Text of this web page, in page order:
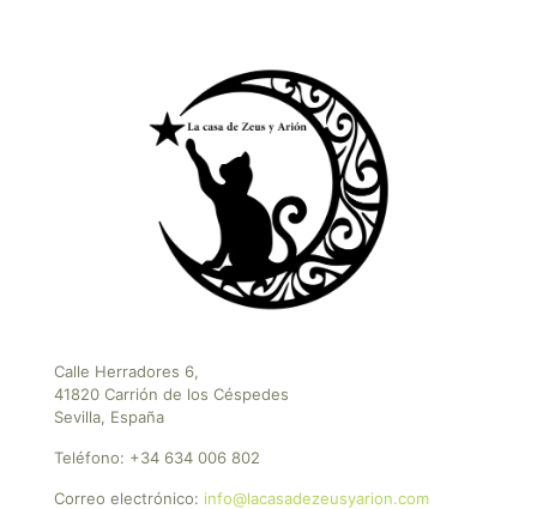
Calle Herradores 6,
41820 Carrión de los Céspedes
Sevilla, España
Teléfono: +34 634 006 802
Correo electrónico: info@lacasadezeusyarion.com